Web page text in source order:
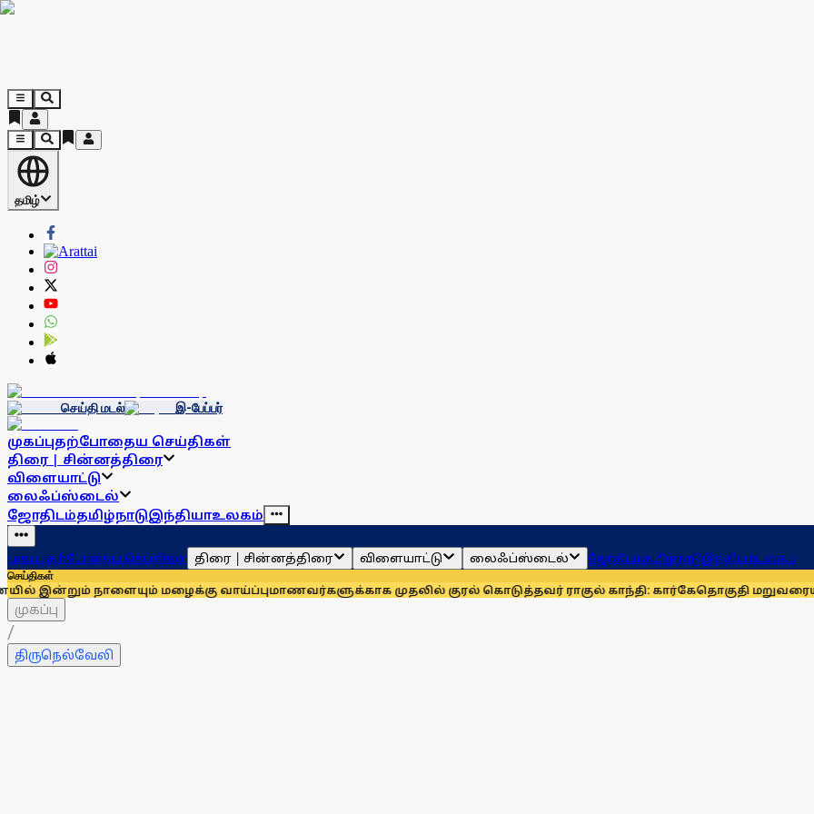
தமிழ்
செய்தி மடல் இ-பேப்பர்
முகப்புதற்போதைய செய்திகள்
திரை | சின்னத்திரை
விளையாட்டு
லைஃப்ஸ்டைல்
ஜோதிடம்தமிழ்நாடுஇந்தியாஉலகம்
முகப்புதற்போதைய செய்திகள் திரை | சின்னத்திரை விளையாட்டு லைஃப்ஸ்டைல் ஜோதிடம்தமிழ்நாடுஇந்தியாஉலகம்
செய்திகள்
நாளையும் மழைக்கு வாய்ப்புமாணவர்களுக்காக முதலில் குரல் கொடுத்தவர் ராகுல் காந்தி: கார்கேதொகுதி மறுவரையறையை
முகப்பு
/
திருநெல்வேலி